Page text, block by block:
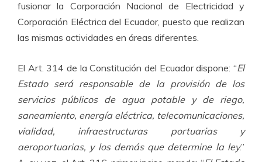
fusionar la Corporación Nacional de Electricidad y
Corporación Eléctrica del Ecuador, puesto que realizan
las mismas actividades en áreas diferentes.
El Art. 314 de la Constitución del Ecuador dispone: “El
Estado será responsable de la provisión de los
servicios públicos de agua potable y de riego,
saneamiento, energía eléctrica, telecomunicaciones,
vialidad, infraestructuras portuarias y
aeroportuarias, y los demás que determine la ley.”